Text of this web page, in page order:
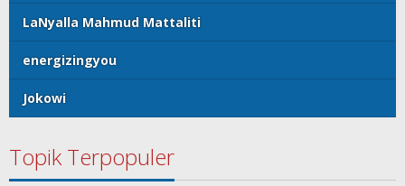
LaNyalla Mahmud Mattaliti
energizingyou
Jokowi
Topik Terpopuler